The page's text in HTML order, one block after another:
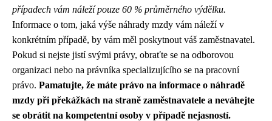
případech vám náleží pouze 60 % průměrného výdělku.
Informace o tom, jaká výše náhrady mzdy vám náleží v
konkrétním případě, by vám měl poskytnout váš zaměstnavatel.
Pokud si nejste jistí svými právy, obraťte se na odborovou
organizaci nebo na právníka specializujícího se na pracovní
právo. Pamatujte, že máte právo na informace o náhradě
mzdy při překážkách na straně zaměstnavatele a neváhejte
se obrátit na kompetentní osoby v případě nejasností.